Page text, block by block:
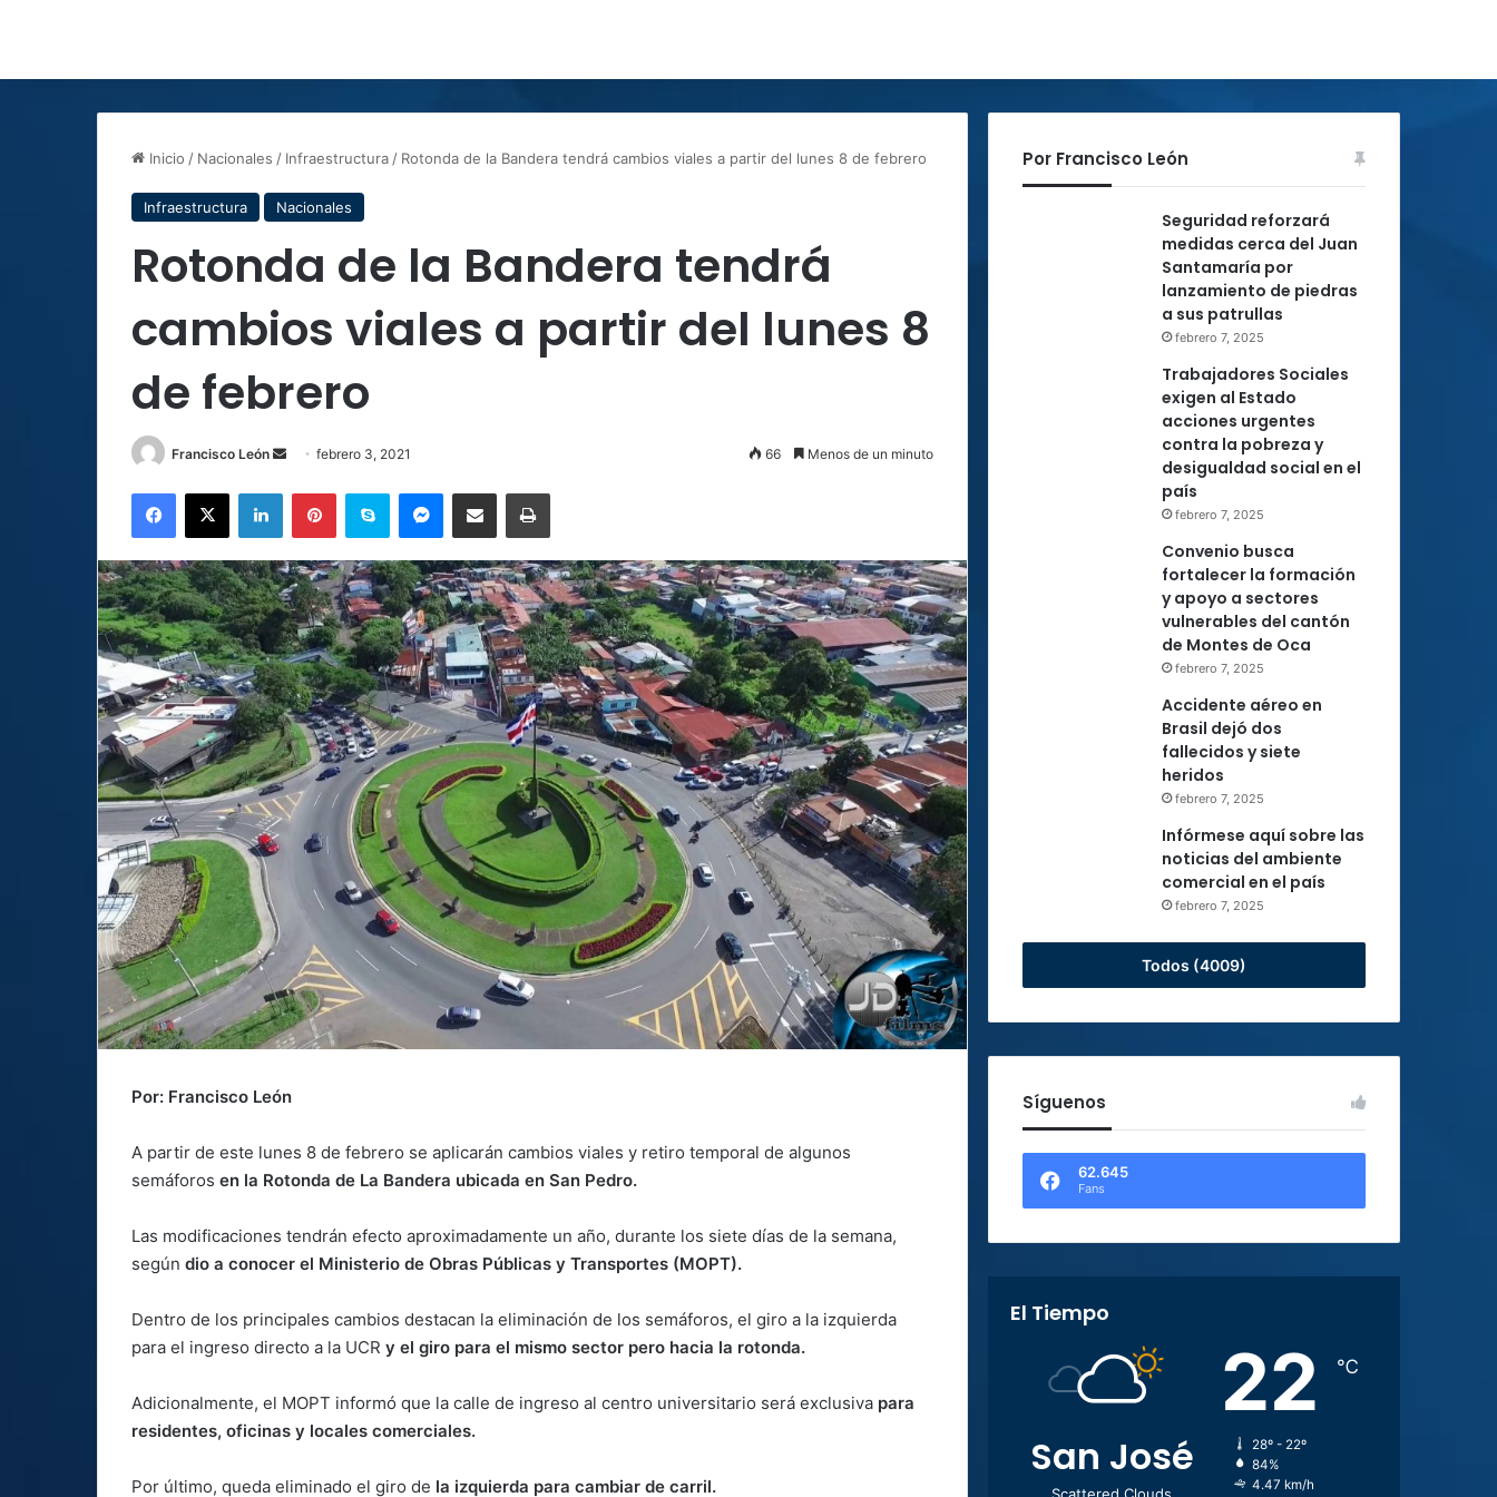
Inicio / Nacionales / Infraestructura / Rotonda de la Bandera tendrá cambios viales a partir del lunes 8 de febrero
Infraestructura Nacionales
Rotonda de la Bandera tendrá
cambios viales a partir del lunes 8
de febrero
Francisco León
Send
email
febrero 3, 2021 66 Menos de un minuto
Facebook
X LinkedInPinterestSkype MessengerCompartir por correo electrónicoImprimir
Por: Francisco León
A partir de este lunes 8 de febrero se aplicarán cambios viales y retiro temporal de algunos
semáforos en la Rotonda de La Bandera ubicada en San Pedro.
Las modificaciones tendrán efecto aproximadamente un año, durante los siete días de la semana,
según dio a conocer el Ministerio de Obras Públicas y Transportes (MOPT).
Dentro de los principales cambios destacan la eliminación de los semáforos, el giro a la izquierda
para el ingreso directo a la UCR y el giro para el mismo sector pero hacia la rotonda.
Adicionalmente, el MOPT informó que la calle de ingreso al centro universitario será exclusiva para
residentes, oficinas y locales comerciales.
Por último, queda eliminado el giro de la izquierda para cambiar de carril.
Por Francisco León
Seguridad reforzará
medidas cerca del Juan
Santamaría por
lanzamiento de piedras
a sus patrullas
febrero 7, 2025
Trabajadores Sociales
exigen al Estado
acciones urgentes
contra la pobreza y
desigualdad social en el
país
febrero 7, 2025
Convenio busca
fortalecer la formación
y apoyo a sectores
vulnerables del cantón
de Montes de Oca
febrero 7, 2025
Accidente aéreo en
Brasil dejó dos
fallecidos y siete
heridos
febrero 7, 2025
Infórmese aquí sobre las
noticias del ambiente
comercial en el país
febrero 7, 2025
Todos (4009)
Síguenos
62.645
Fans
El Tiempo
San José
22 ℃
28º - 22º
84%
4.47 km/h